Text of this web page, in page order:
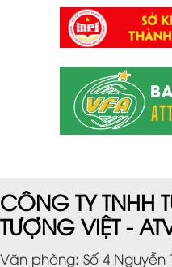
CÔNG TY TNHH
TƯỢNG VIỆT -
Văn phòng: Số 4 Nguyễn